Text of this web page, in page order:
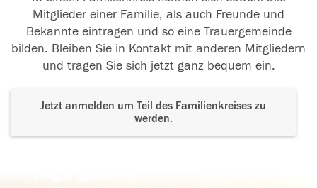
Mitglieder einer Familie, als auch Freunde und
Bekannte eintragen und so eine Trauergemeinde
bilden. Bleiben Sie in Kontakt mit anderen Mitgliedern
und tragen Sie sich jetzt ganz bequem ein.
Jetzt anmelden um Teil des Familienkreises zu
werden.